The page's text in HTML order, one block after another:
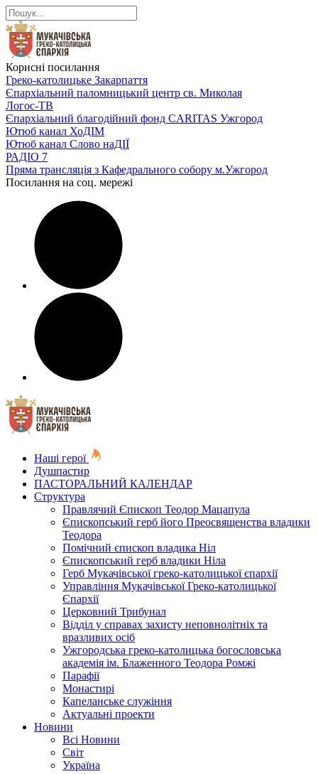
Корисні посилання
Греко-католицьке Закарпаття
Єпархіальний паломницький центр св. Миколая
Логос-ТВ
Єпархіальний благодійний фонд CARITAS Ужгород
Ютюб канал ХоДІМ
Ютюб канал Слово наДІЇ
РАДІО 7
Пряма трансляція з Кафедрального собору м.Ужгород
Посилання на соц. мережі
Наші герої
Душпастир
ПАСТОРАЛЬНИЙ КАЛЕНДАР
Структура
Правлячий Єпископ Теодор Мацапула
Єпископський герб його Преосвященства владики
Теодора
Помічний єпископ владика Ніл
Єпископський герб владики Ніла
Герб Мукачівської греко-католицької єпархії
Управління Мукачівської Греко-католицької
Єпархії
Церковний Трибунал
Відділ у справах захисту неповнолітніх та
вразливих осіб
Ужгородська греко-католицька богословська
академія ім. Блаженного Теодора Ромжі
Парафії
Монастирі
Капеланське служіння
Актуальні проекти
Новини
Всі Новини
Світ
Україна